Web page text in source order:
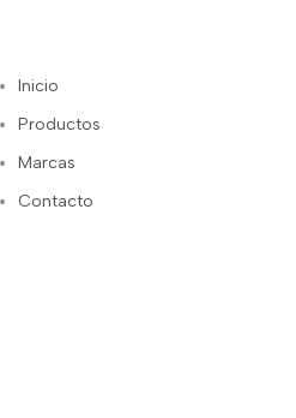
Inicio
Productos
Marcas
Contacto